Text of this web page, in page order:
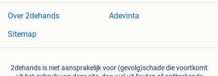
Over 2dehands
Adevinta
Sitemap
2dehands is niet aansprakelijk voor (gevolg)schade die voortkomt